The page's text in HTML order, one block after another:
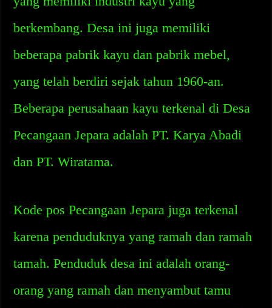
berkembang. Desa ini juga memiliki
beberapa pabrik kayu dan pabrik mebel,
yang telah berdiri sejak tahun 1960-an.
Beberapa perusahaan kayu terkenal di Desa
Pecangaan Jepara adalah PT. Karya Abadi
dan PT. Wiratama.
Kode pos Pecangaan Jepara juga terkenal
karena penduduknya yang ramah dan ramah
tamah. Penduduk desa ini adalah orang-
orang yang ramah dan menyambut tamu